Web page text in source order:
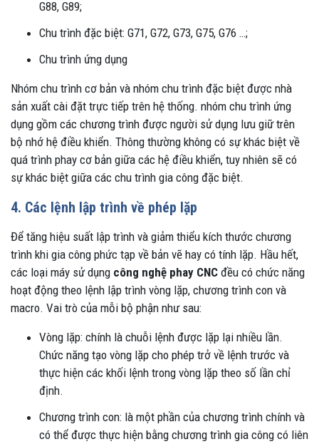
G88, G89;
Chu trình đặc biệt: G71, G72, G73, G75, G76 …;
Chu trình ứng dụng
Nhóm chu trình cơ bản và nhóm chu trình đặc biệt được nhà
sản xuất cài đặt trực tiếp trên hệ thống. nhóm chu trình ứng
dụng gồm các chương trình được người sử dụng lưu giữ trên
bộ nhớ hệ điều khiển. Thông thường không có sự khác biệt về
quá trình phay cơ bản giữa các hệ điều khiển, tuy nhiên sẽ có
sự khác biệt giữa các chu trình gia công đặc biệt.
4. Các lệnh lập trình về phép lặp
Để tăng hiệu suất lập trình và giảm thiểu kích thước chương
trình khi gia công phức tạp về bản vẽ hay có tính lặp. Hầu hết,
các loại máy sử dụng công nghệ phay CNC đều có chức năng
hoạt động theo lệnh lập trình vòng lặp, chương trình con và
macro. Vai trò của mỗi bộ phận như sau:
Vòng lặp: chính là chuỗi lệnh được lặp lại nhiều lần.
Chức năng tạo vòng lặp cho phép trở về lệnh trước và
thực hiện các khối lệnh trong vòng lặp theo số lần chỉ
định.
Chương trình con: là một phần của chương trình chính và
có thể được thực hiện bằng chương trình gia công có liên